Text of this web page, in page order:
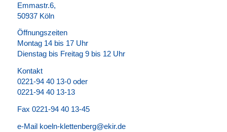
Emmastr.6,
50937 Köln
Öffnungszeiten
Montag 14 bis 17 Uhr
Dienstag bis Freitag 9 bis 12 Uhr
Kontakt
0221-94 40 13-0 oder
0221-94 40 13-13
Fax 0221-94 40 13-45
e-Mail koeln-klettenberg@ekir.de